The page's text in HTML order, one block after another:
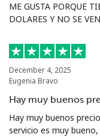
ME GUSTA PORQUE
DOLARES Y NO SE
December 4, 2025
Eugenia Bravo
Hay muy buenos
Hay muy buenos
servicio es muy bueno,